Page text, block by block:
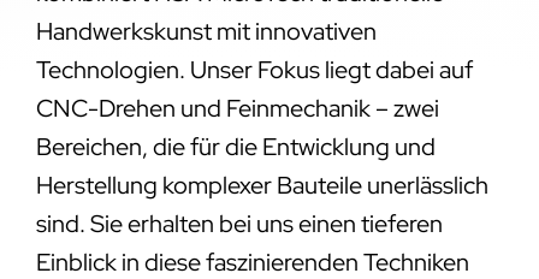
Handwerkskunst mit innovativen
Technologien. Unser Fokus liegt dabei auf
CNC-Drehen und Feinmechanik – zwei
Bereichen, die für die Entwicklung und
Herstellung komplexer Bauteile unerlässlich
sind. Sie erhalten bei uns einen tieferen
Einblick in diese faszinierenden Techniken